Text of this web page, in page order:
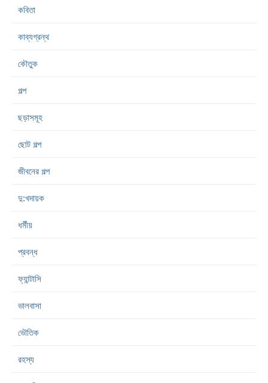
কবিতা
কাব্যগ্রন্থ
কৌতুক
গল্প
ছড়াসমূহ
ছোট গল্প
জীবনের গল্প
দু:খদায়ক
ধর্মীয়
প্রবন্ধ
ফ্যান্টাসি
ভালবাসা
ভৌতিক
রহস্য